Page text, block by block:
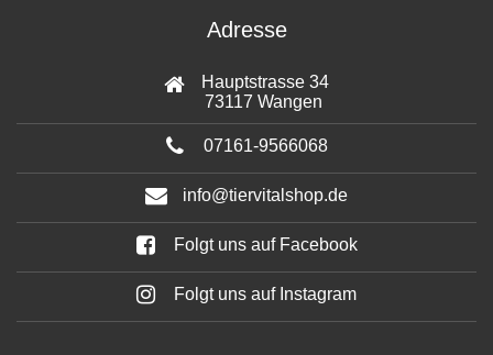
Adresse
Hauptstrasse 34
73117 Wangen
07161-9566068
info@tiervitalshop.de
Folgt uns auf Facebook
Folgt uns auf Instagram